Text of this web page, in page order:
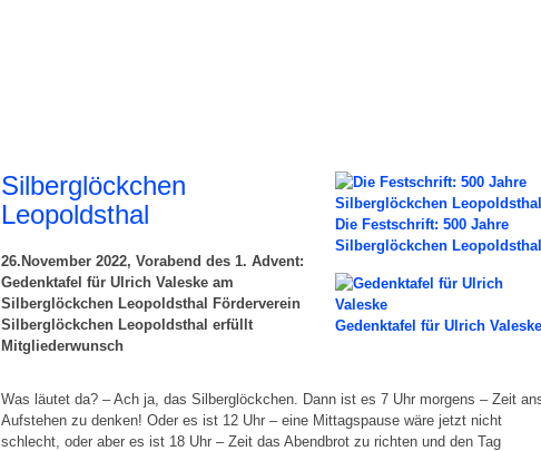
Die Festschrift: 500 Jahre
Silberglöckchen Leopoldsthal
Gedenktafel für Ulrich Valeske
Silberglöckchen
Leopoldsthal
26.November 2022, Vorabend des 1. Advent:
Gedenktafel für Ulrich Valeske am
Silberglöckchen Leopoldsthal Förderverein
Silberglöckchen Leopoldsthal erfüllt
Mitgliederwunsch
Was läutet da? – Ach ja, das Silberglöckchen. Dann ist es 7 Uhr morgens – Zeit
Aufstehen zu denken! Oder es ist 12 Uhr – eine Mittagspause wäre jetzt nicht
schlecht, oder aber es ist 18 Uhr – Zeit das Abendbrot zu richten und den Tag